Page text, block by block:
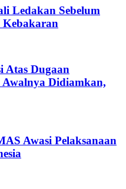
Ledakan Sebelum
Kebakaran
Atas Dugaan
Didiamkan,
Awasi Pelaksanaan